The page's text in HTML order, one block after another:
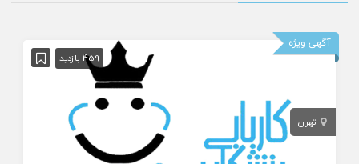
آگهی ویژه
459 بازدید
تهران